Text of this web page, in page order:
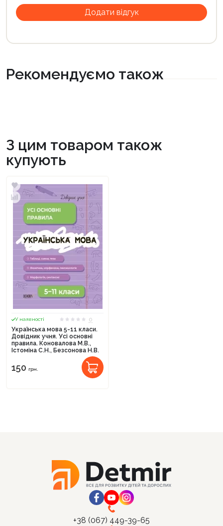
Рекомендуємо також
З цим товаром також
купують
У наявності
0
Українська мова 5-11 класи.
Довідник учня. Усі основні
правила. Коновалова М.В.,
Істоміна С.Н., Безсонова Н.В.
150 грн.
+38 (067) 449-39-65